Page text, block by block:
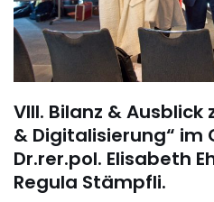
VIII. Bilanz & Ausblick
& Digitalisierung“ im
Dr.rer.pol. Elisabeth
Regula Stämpfli.